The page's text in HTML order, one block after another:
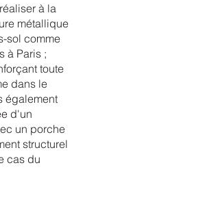
à la
métallique
sol comme
à Paris ;
toute
dans le
également
d'un
un porche
structurel
cas du